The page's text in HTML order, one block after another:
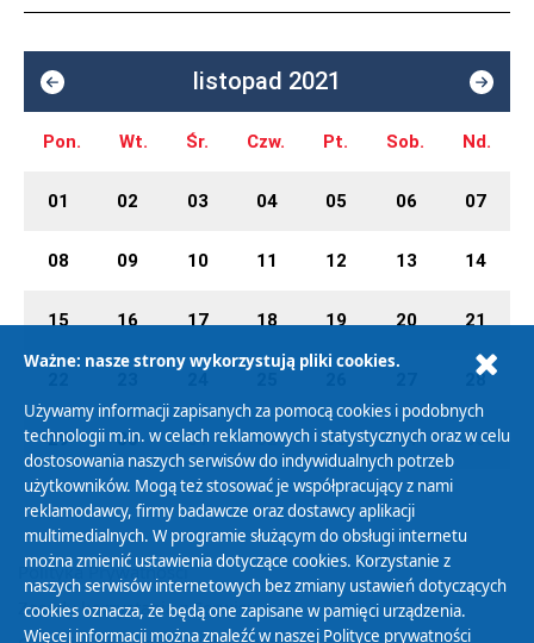
listopad 2021
Pon. Wt. Śr. Czw. Pt. Sob. Nd.
01 02 03 04 05 06 07
08 09 10 11 12 13 14
15 16 17 18 19 20 21
28
29 30 01 02 03 04 05
Polityka Prywatności
Zasady korzystania z Serwisu
Ważne: nasze strony wykorzystują pliki cookies.
Używamy informacji zapisanych za pomocą cookies i podobnych
technologii m.in. w celach reklamowych i statystycznych oraz w celu
dostosowania naszych serwisów do indywidualnych potrzeb
użytkowników. Mogą też stosować je współpracujący z nami
reklamodawcy, firmy badawcze oraz dostawcy aplikacji
multimedialnych. W programie służącym do obsługi internetu
można zmienić ustawienia dotyczące cookies. Korzystanie z
naszych serwisów internetowych bez zmiany ustawień dotyczących
cookies oznacza, że będą one zapisane w pamięci urządzenia.
Więcej informacji można znaleźć w naszej Polityce prywatności